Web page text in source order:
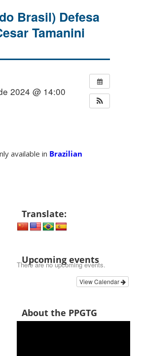
Brasil) Defesa
Tamanini
2024 @ 14:00
available in Brazilian
Translate:
Upcoming events
There are no upcoming events.
View Calendar
About the PPGTG